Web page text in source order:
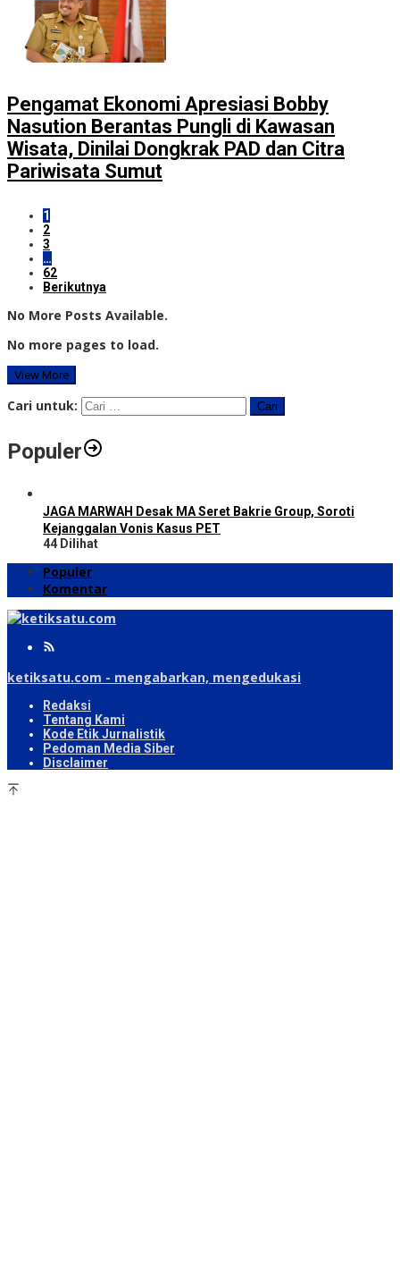
Pengamat Ekonomi Apresiasi Bobby
Nasution Berantas Pungli di Kawasan
Wisata, Dinilai Dongkrak PAD dan Citra
Pariwisata Sumut
1
2
3
…
62
Berikutnya
No More Posts Available.
No more pages to load.
View More
Cari untuk:
Populer
JAGA MARWAH Desak MA Seret Bakrie Group, Soroti
Kejanggalan Vonis Kasus PET
44 Dilihat
Populer
Komentar
ketiksatu.com - mengabarkan, mengedukasi
Redaksi
Tentang Kami
Kode Etik Jurnalistik
Pedoman Media Siber
Disclaimer